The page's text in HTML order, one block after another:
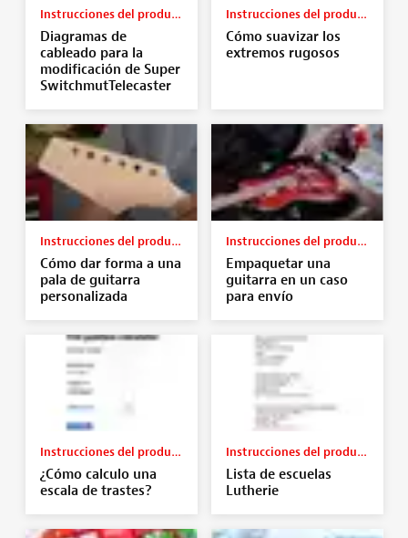
Instrucciones del producto
Diagramas de
cableado para la
modificación de Super
SwitchmutTelecaster
Instrucciones del producto
Cómo suavizar los
extremos rugosos
Instrucciones del producto
Cómo dar forma a una
pala de guitarra
personalizada
Instrucciones del producto
Empaquetar una
guitarra en un caso
para envío
Instrucciones del producto
¿Cómo calculo una
escala de trastes?
Instrucciones del producto
Lista de escuelas
Lutherie